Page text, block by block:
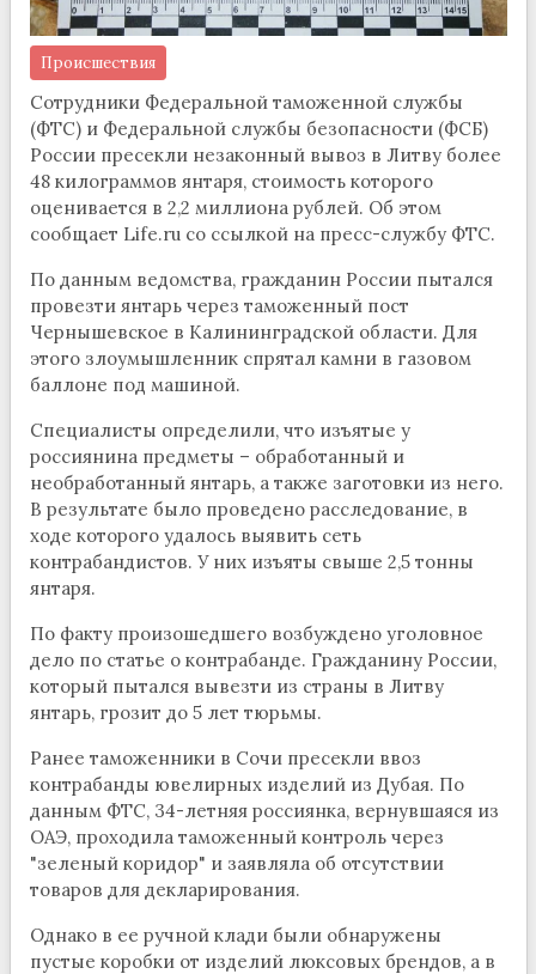
Происшествия
Сотрудники Федеральной таможенной службы
(ФТС) и Федеральной службы безопасности (ФСБ)
России пресекли незаконный вывоз в Литву более
48 килограммов янтаря, стоимость которого
оценивается в 2,2 миллиона рублей. Об этом
сообщает Life.ru со ссылкой на пресс-службу ФТС.
По данным ведомства, гражданин России пытался
провезти янтарь через таможенный пост
Чернышевское в Калининградской области. Для
этого злоумышленник спрятал камни в газовом
баллоне под машиной.
Специалисты определили, что изъятые у
россиянина предметы – обработанный и
необработанный янтарь, а также заготовки из него.
В результате было проведено расследование, в
ходе которого удалось выявить сеть
контрабандистов. У них изъяты свыше 2,5 тонны
янтаря.
По факту произошедшего возбуждено уголовное
дело по статье о контрабанде. Гражданину России,
который пытался вывезти из страны в Литву
янтарь, грозит до 5 лет тюрьмы.
Ранее таможенники в Сочи пресекли ввоз
контрабанды ювелирных изделий из Дубая. По
данным ФТС, 34-летняя россиянка, вернувшаяся из
ОАЭ, проходила таможенный контроль через
"зеленый коридор" и заявляла об отсутствии
товаров для декларирования.
Однако в ее ручной клади были обнаружены
пустые коробки от изделий люксовых брендов, а в